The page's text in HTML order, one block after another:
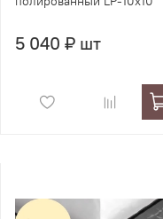
5 040 ₽ шт